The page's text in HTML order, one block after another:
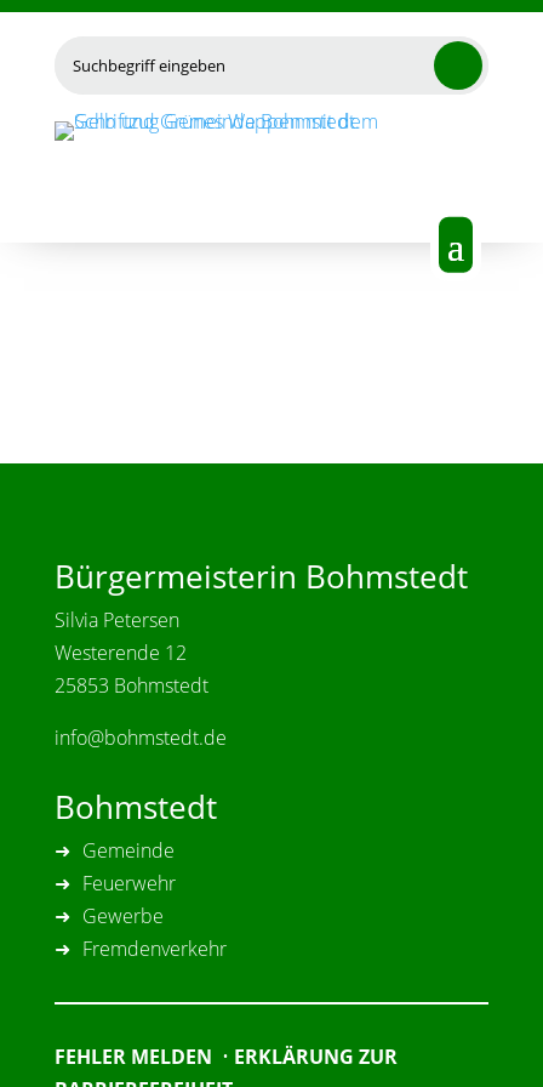
Bürgermeisterin Bohmstedt
Silvia Petersen
Westerende 12
25853 Bohmstedt
info@bohmstedt.de
Bohmstedt
Gemeinde
Feuerwehr
Gewerbe
Fremdenverkehr
FEHLER MELDEN • ERKLÄRUNG ZUR